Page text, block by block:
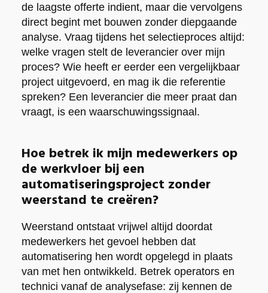
de laagste offerte indient, maar die vervolgens
direct begint met bouwen zonder diepgaande
analyse. Vraag tijdens het selectieproces altijd:
welke vragen stelt de leverancier over mijn
proces? Wie heeft er eerder een vergelijkbaar
project uitgevoerd, en mag ik die referentie
spreken? Een leverancier die meer praat dan
vraagt, is een waarschuwingssignaal.
Hoe betrek ik mijn medewerkers op
de werkvloer bij een
automatiseringsproject zonder
weerstand te creëren?
Weerstand ontstaat vrijwel altijd doordat
medewerkers het gevoel hebben dat
automatisering hen wordt opgelegd in plaats
van met hen ontwikkeld. Betrek operators en
technici vanaf de analysefase: zij kennen de